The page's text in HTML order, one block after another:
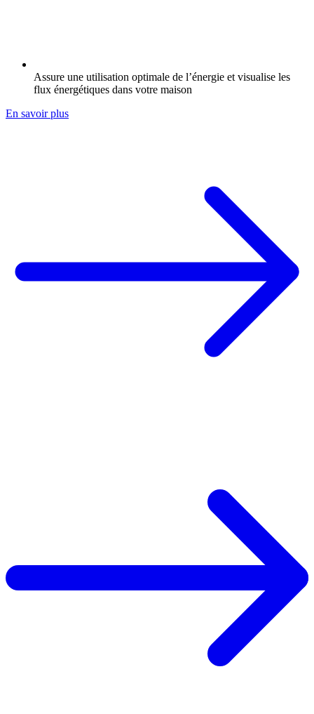
Assure une utilisation optimale de l’énergie et visualise les
flux énergétiques dans votre maison
En savoir plus